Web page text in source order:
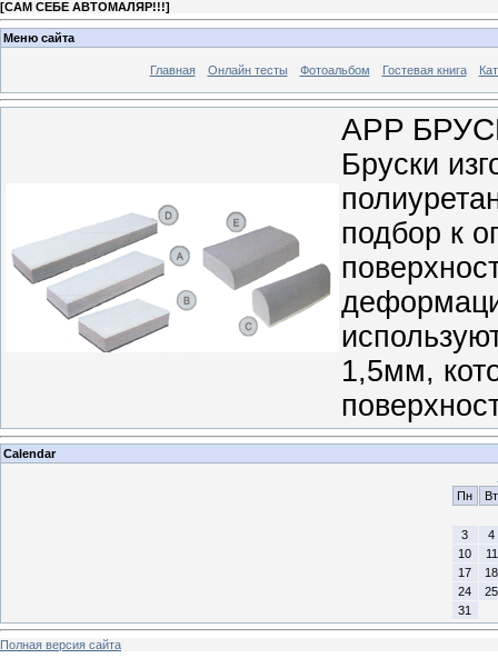
[САМ СЕБЕ АВТОМАЛЯР!!!]
Меню сайта
Главная Онлайн тесты Фотоальбом Гостевая книга
APP
Бруски
подбор к
1,5мм,
Calendar
Пн
Вт
3
4
10
11
17
18
24
25
31
Полная версия сайта